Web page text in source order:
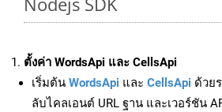
ตั้งค่า WordsApi และ CellsApi
เริ่มต้น WordsApi และ CellsApi ด้วย
ลับไคลเอนต์ URL ฐาน และเวอร์ชัน